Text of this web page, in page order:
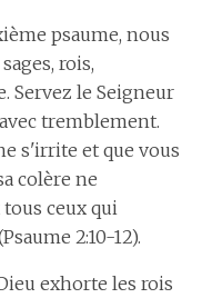
psaume, nous
rois,
Servez le Seigneur
tremblement.
s'irrite et que vous
colère ne
ceux qui
2:10-12).
exhorte les rois